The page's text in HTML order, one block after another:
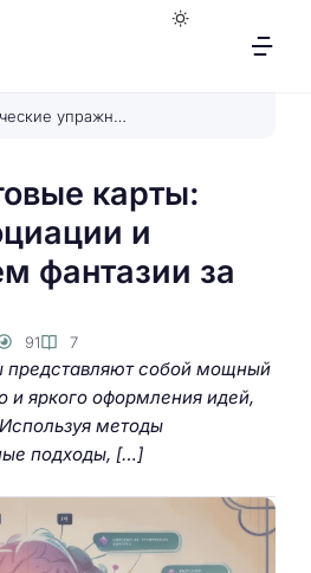
упражнения
карты:
и
фантазии за
91 7
представляют собой мощный
и яркого оформления идей,
методы
подходы, […]